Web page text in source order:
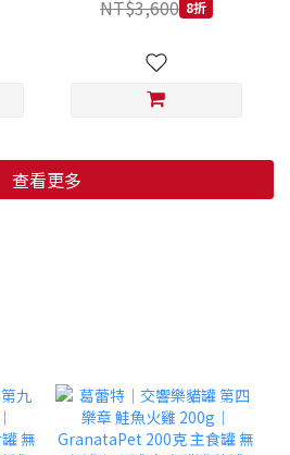
NT$3,600 8折
查看更多